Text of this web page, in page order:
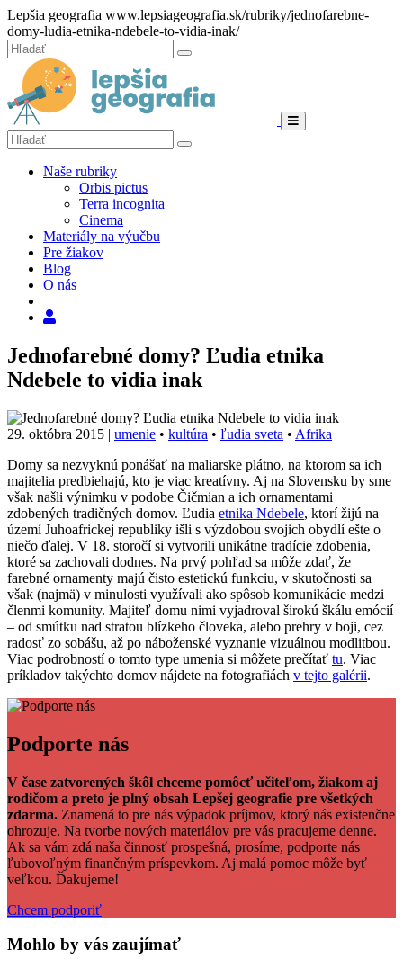
Hore
Lepšia geografia www.lepsiageografia.sk/rubriky/jednofarebne-
domy-ludia-etnika-ndebele-to-vidia-inak/
Zatvoriť
Hľadať:
Hľadať
Menu
Hľadať:
Hľadať
Naše rubriky
Orbis pictus
Terra incognita
Cinema
Materiály na výučbu
Pre žiakov
Blog
O nás
Jednofarebné domy? Ľudia etnika
Ndebele to vidia inak
29. októbra 2015 | umenie • kultúra • ľudia sveta • Afrika
Domy sa nezvyknú ponášať na maliarske plátno, na ktorom sa ich
majitelia predbiehajú, kto je viac kreatívny. Aj na Slovensku by sme
však našli výnimku v podobe Čičmian a ich ornamentami
zdobených tradičných domov. Ľudia etnika Ndebele, ktorí žijú na
území Juhoafrickej republiky išli s výzdobou svojich obydlí ešte o
niečo ďalej. V 18. storočí si vytvorili unikátne tradície zdobenia,
ktoré sa zachovali dodnes. Na prvý pohľad sa môže zdať, že
farebné ornamenty majú čisto estetickú funkciu, v skutočnosti sa
však (najmä) v minulosti využívali ako spôsob komunikácie medzi
členmi komunity. Majiteľ domu nimi vyjadroval širokú škálu emócií
– od smútku nad stratou blízkeho človeka, alebo prehry v boji, cez
radosť zo sobášu, až po náboženské vyznanie vizuálnou modlitbou.
Viac podrobností o tomto type umenia si môžete prečítať tu. Viac
príkladov takýchto domov nájdete na fotografiách v tejto galérii.
Facebook
Tweet
Linkedin
Podporte nás
V čase zatvorených škôl chceme pomôcť učiteľom, žiakom aj
rodičom a preto je plný obsah Lepšej geografie pre všetkých
zdarma. Znamená to pre nás výpadok príjmov, ktorý nás existenčne
ohrozuje. Na tvorbe nových materiálov pre vás pracujeme denne.
Ak sa vám zdá naša činnosť prospešná, prosíme, podporte nás
ľubovoľným finančným príspevkom. Aj malá pomoc môže byť
veľkou. Ďakujeme!
Chcem podporiť
Mohlo by vás zaujímať